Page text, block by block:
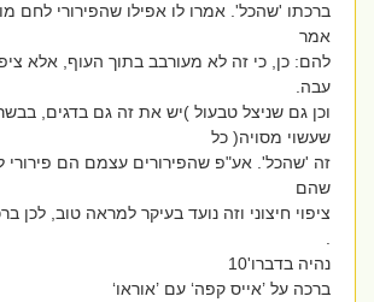
ברכתו 'שהכל'. אמרו לו אפילו שהפירורי לחם
אמר
להם: כן, כי זה לא מעורבב בתוך העוף, אלא ציפוי
עבה.
וכן גם שניצל טבעול )יש את זה גם בדגים,
שעשוי מסויה( כל
זה 'שהכל'. אע"פ שהפירורים עצמם הם פירורי
שהם
ציפוי חיצוני וזה נועד בעיקר למראה טוב, לכן
נהיה בדברו'10
ברכה על ’אייס קפה‘ עם ’אוראו‘